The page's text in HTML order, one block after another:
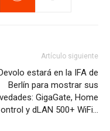
Artículo siguiente
estará en la IFA de
Berlín para mostrar sus
GigaGate, Home
y dLAN 500+ WiFi…